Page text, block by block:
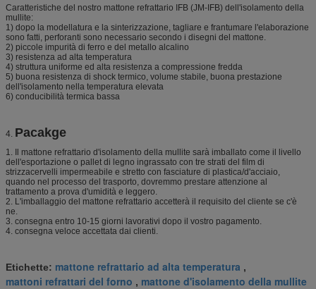
Caratteristiche del nostro mattone refrattario IFB (JM-IFB) dell'isolamento della
mullite:
1) dopo la modellatura e la sinterizzazione, tagliare e frantumare l'elaborazione
sono fatti, perforanti sono necessario secondo i disegni del mattone.
2) piccole impurità di ferro e del metallo alcalino
3) resistenza ad alta temperatura
4) struttura uniforme ed alta resistenza a compressione fredda
5) buona resistenza di shock termico, volume stabile, buona prestazione
dell'isolamento nella temperatura elevata
6) conducibilità termica bassa
4. Pacakge
1. Il mattone refrattario d'isolamento della mullite sarà imballato come il livello
dell'esportazione o pallet di legno ingrassato con tre strati del film di
strizzacervelli impermeabile e stretto con fasciature di plastica/d'acciaio,
quando nel processo del trasporto, dovremmo prestare attenzione al
trattamento a prova d'umidità e leggero.
2. L'imballaggio del mattone refrattario accetterà il requisito del cliente se c'è
ne.
3. consegna entro 10-15 giorni lavorativi dopo il vostro pagamento.
4. consegna veloce accettata dai clienti.
Etichette: mattone refrattario ad alta temperatura ,
mattoni refrattari del forno , mattone d'isolamento della mullite